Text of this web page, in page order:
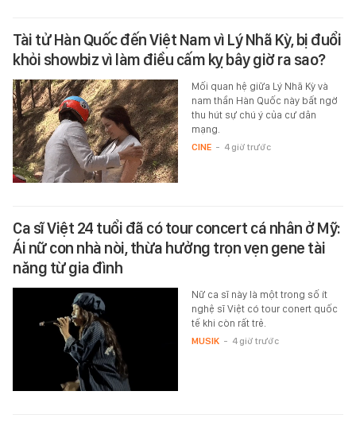
Tài tử Hàn Quốc đến Việt Nam vì Lý Nhã Kỳ, bị đuổi
khỏi showbiz vì làm điều cấm kỵ bây giờ ra sao?
Mối quan hệ giữa Lý Nhã Kỳ và
nam thần Hàn Quốc này bất ngờ
thu hút sự chú ý của cư dân
mạng.
CINE - 4 giờ trước
Ca sĩ Việt 24 tuổi đã có tour concert cá nhân ở Mỹ:
Ái nữ con nhà nòi, thừa hưởng trọn vẹn gene tài
năng từ gia đình
Nữ ca sĩ này là một trong số ít
nghệ sĩ Việt có tour conert quốc
tế khi còn rất trẻ.
MUSIK - 4 giờ trước